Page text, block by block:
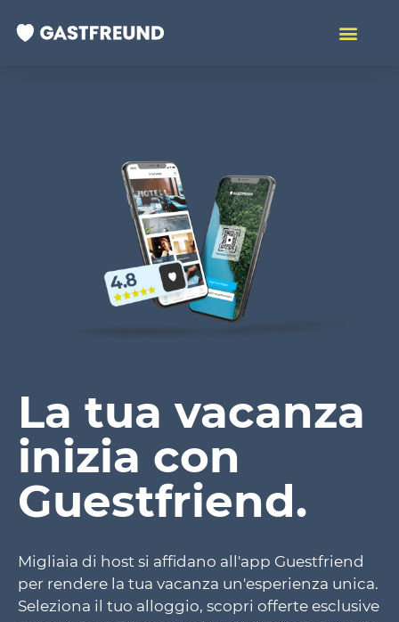
La tua vacanza
inizia con
Guestfriend.
Migliaia di host si affidano all'app Guestfriend
per rendere la tua vacanza un'esperienza unica.
Seleziona il tuo alloggio, scopri offerte esclusive